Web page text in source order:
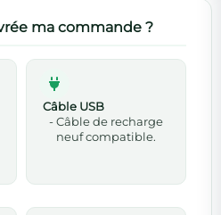
ma commande ?
Câble USB
- Câble de recharge
neuf compatible.